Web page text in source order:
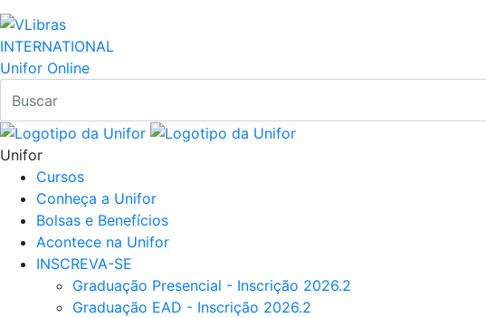
INTERNATIONAL
Unifor Online
Unifor
Cursos
Conheça a Unifor
Bolsas e Benefícios
Acontece na Unifor
INSCREVA-SE
Graduação Presencial - Inscrição 2026.2
Graduação EAD - Inscrição 2026.2